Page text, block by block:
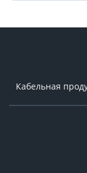
Кабельная